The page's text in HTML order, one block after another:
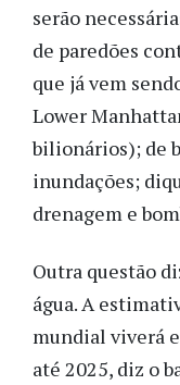
serão
de paredões
que já vem
Lower
bilionários); de
inundações;
drenagem e
Outra questão
água. A
mundial viverá
até 2025, diz o